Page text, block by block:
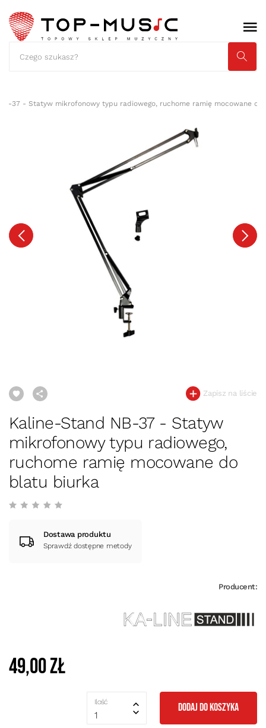
37 - Statyw mikrofonowy typu radiowego, ruchome ramię mocowane
Zapisz na liście
Kaline-Stand NB-37 - Statyw
mikrofonowy typu radiowego,
ruchome ramię mocowane do
blatu biurka
Dostawa produktu
Sprawdź dostępne metody
Producent:
49,00 zł
Ilość
1
DODAJ DO KOSZYKA